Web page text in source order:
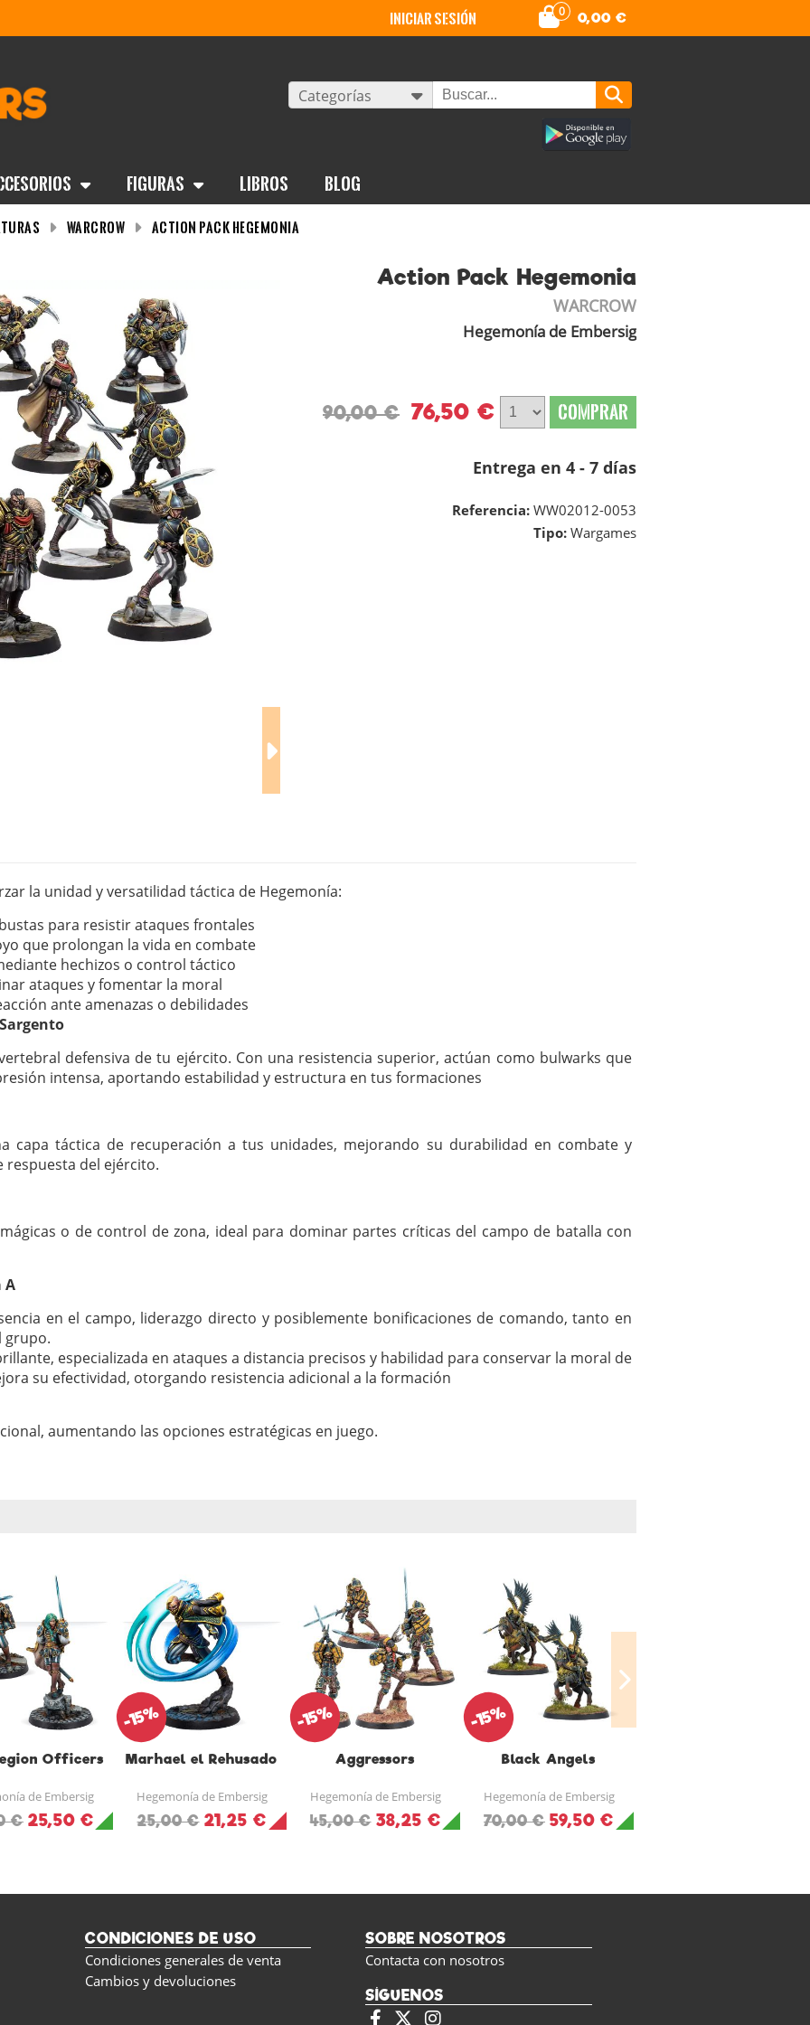
0 0,00 €
iniciar sesión
Categorías
Figuras Libros BLOG
WARCROW Action Pack Hegemonia
Action Pack Hegemonia
WARCROW
Hegemonía de Embersig
90,00 € 76,50 € COMPRAR
Entrega en 4 - 7 días
Referencia: WW02012-0053
Tipo: Wargames
la unidad y versatilidad táctica de Hegemonía:
para resistir ataques frontales
que prolongan la vida en combate
hechizos o control táctico
ataques y fomentar la moral
ante amenazas o debilidades
defensiva de tu ejército. Con una resistencia superior, actúan como bulwarks que
intensa, aportando estabilidad y estructura en tus formaciones
capa táctica de recuperación a tus unidades, mejorando su durabilidad en combate y
respuesta del ejército.
o de control de zona, ideal para dominar partes críticas del campo de batalla con
A
en el campo, liderazgo directo y posiblemente bonificaciones de comando, tanto en
grupo.
especializada en ataques a distancia precisos y habilidad para conservar la moral de
su efectividad, otorgando resistencia adicional a la formación
aumentando las opciones estratégicas en juego.
Officers
de Embersig
€ 25,50 €
Marhael el Rehusado
Hegemonía de Embersig
25,00 € 21,25 €
-15%
Aggressors
Hegemonía de Embersig
45,00 € 38,25 €
-15%
Black Angels
Hegemonía de Embersig
70,00 € 59,50 €
-15%
CONDICIONES DE USO
Condiciones generales de venta
Cambios y devoluciones
SOBRE NOSOTROS
Contacta con nosotros
SÍGUENOS